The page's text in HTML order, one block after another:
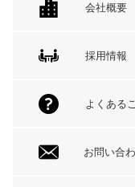
会社概要
採用情報
よくある
お問い合